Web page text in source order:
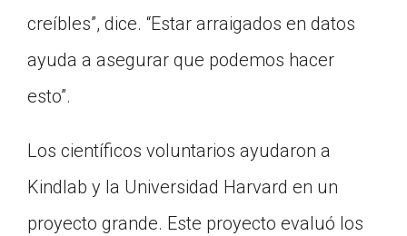
creíbles”, dice. “Estar arraigados en datos
ayuda a asegurar que podemos hacer
esto”.
Los científicos voluntarios ayudaron a
Kindlab y la Universidad Harvard en un
proyecto grande. Este proyecto evaluó los